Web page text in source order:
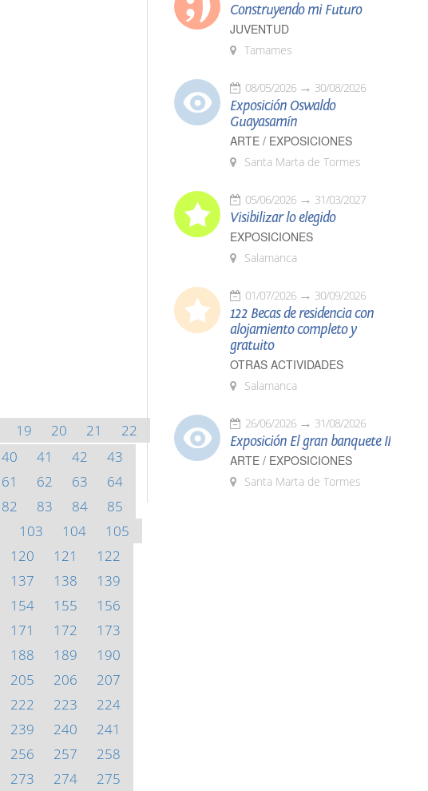
19 20 21
22
40 41 42
43
61 62 63
64
82 83 84
85
103 104
105
120 121
122
137 138
139
154 155
156
171 172
173
188 189
190
205 206
207
222 223
224
239 240
241
256 257
258
273 274 275
Construyendo mi Futuro
JUVENTUD
Tamames
08/05/2026 30/08/2026
Exposición Oswaldo
Guayasamín
ARTE / EXPOSICIONES
Santa Marta de Tormes
05/06/2026 31/03/2027
Visibilizar lo elegido
EXPOSICIONES
Salamanca
01/07/2026 30/09/2026
122 Becas de residencia con
alojamiento completo y
gratuito
OTRAS ACTIVIDADES
Salamanca
26/06/2026 31/08/2026
Exposición El gran banquete II
ARTE / EXPOSICIONES
Santa Marta de Tormes